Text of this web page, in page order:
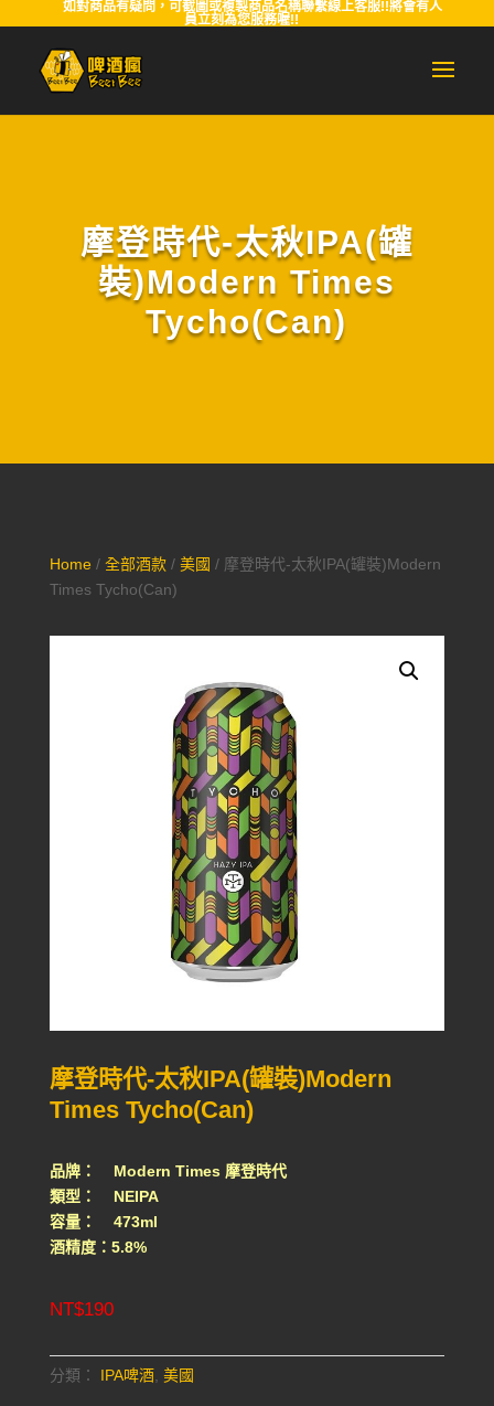
如對商品有疑問，可截圖或複製商品名稱聯繫線上客服!!將會有人
員立刻為您服務喔!!
摩登時代-太秋IPA(罐
裝)Modern Times
Tycho(Can)
Home/ 全部酒款/ 美國 / 摩登時代-太秋IPA(罐裝)Modern
Times Tycho(Can)
摩登時代-太秋IPA(罐裝)Modern
Times Tycho(Can)
品牌： Modern Times 摩登時代
類型： NEIPA
容量： 473ml
酒精度：5.8%
NT$190
分類： IPA啤酒, 美國